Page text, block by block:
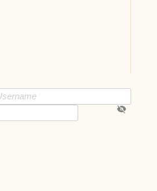
visibility_off